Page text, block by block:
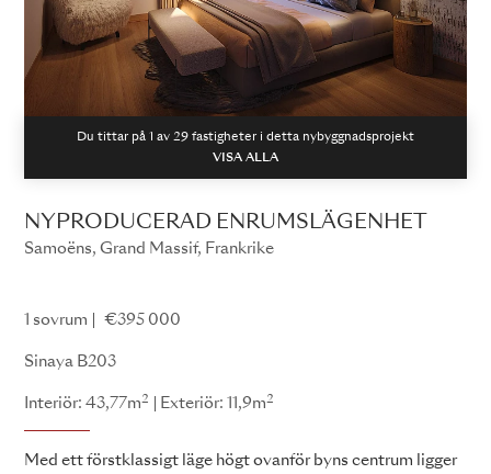
Du tittar på 1 av 29 fastigheter i detta nybyggnadsprojekt
VISA ALLA
NYPRODUCERAD ENRUMSLÄGENHET
Samoëns, Grand Massif, Frankrike
1 sovrum €395 000
Sinaya B203
Interiör: 43,77m2 Exteriör: 11,9m2
Med ett förstklassigt läge högt ovanför byns centrum ligger